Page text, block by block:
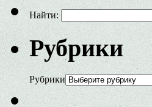
Найти:
Рубрики
Рубрики